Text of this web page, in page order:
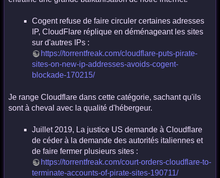
Cogent refuse de faire circuler certaines adresses
IP, CloudFlare réplique en déménageant les sites
sur d'autres IPs :
https://torrentfreak.com/cloudflare-puts-pirate-
sites-on-new-ip-addresses-avoids-cogent-
blockade-170215/
Je range Cloudflare dans cette catégorie, sachant qu'ils
sont à cheval avec la qualité d'hébergeur.
Juillet 2019, La justice US demande à Cloudflare
de céder à la demande des autorités italiennes et
de faire fermer plusieurs sites :
https://torrentfreak.com/court-orders-cloudflare-to-
terminate-accounts-of-pirate-sites-190711/